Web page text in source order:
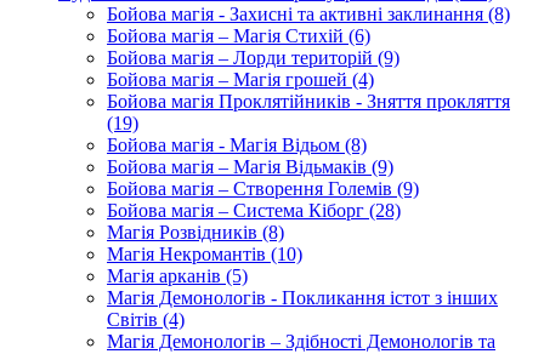
Бойова магія - Захисні та активні заклинання (8)
Бойова магія – Магія Стихій (6)
Бойова магія – Лорди територій (9)
Бойова магія – Магія грошей (4)
Бойова магія Проклятійників - Зняття прокляття
(19)
Бойова магія - Магія Відьом (8)
Бойова магія – Магія Відьмаків (9)
Бойова магія – Створення Големів (9)
Бойова магія – Система Кіборг (28)
Магія Розвідників (8)
Магія Некромантів (10)
Магія арканів (5)
Магія Демонологів - Покликання істот з інших
Світів (4)
Магія Демонологів – Здібності Демонологів та